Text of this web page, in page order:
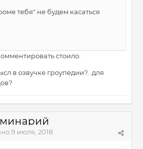
тебя" не будем касаться
стоило.
в озвучке гроупедии?.. для
9 июля, 2018